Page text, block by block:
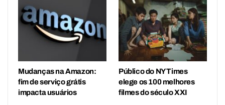
Mudanças na Amazon:
fim de serviço grátis
impacta usuários
Público do NY Times
elege os 100 melhores
filmes do século XXI